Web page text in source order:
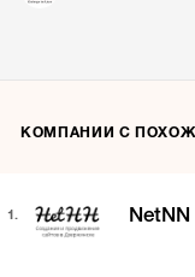
КОМПАНИИ С
1. NetNN